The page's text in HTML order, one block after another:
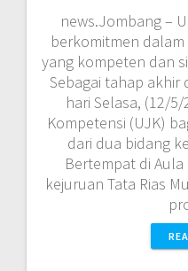
news.Jombang –
berkomitmen
yang kompeten dan
Sebagai tahap akhir
hari Selasa, (12/
Kompetensi (UJK)
dari dua bidang
Bertempat di
kejuruan Tata Rias